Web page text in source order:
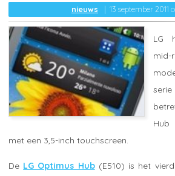
nieuws 13 september 2011
LG
Hub
met een 3,5-inch touchscreen.
De LG Optimus Hub(E510) is het